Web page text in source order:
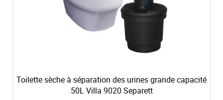
Toilette sèche à séparation des urines grande capacité
50L Villa 9020 Separett